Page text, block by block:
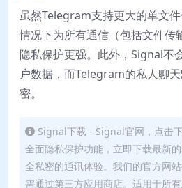
虽然Telegram支持更大的单文
情况下为所有通信（包括文件传
隐私保护更强。此外，Signal不
户数据，而Telegram的私人聊
密。
Signal下载 - Signal官网，点击
全面隐私保护功能，立即下载最新
全私密的通讯体验。我们的官方网
需通过第三方应用商店。适用于所